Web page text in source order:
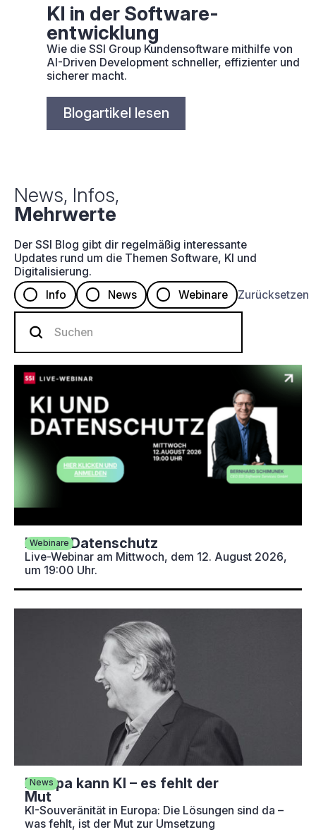
KI in der Software­­
entwicklung
Wie die SSI Group Kundensoftware mithilfe von
AI-Driven Development schneller, effizienter und
sicherer macht.
Blogartikel lesen
News, Infos,
Mehrwerte
Der SSI Blog gibt dir regelmäßig interessante
Updates rund um die Themen Software, KI und
Digitalisierung.
Info
News Webinare Zurücksetzen
KI und Datenschutz
Live-Webinar am Mittwoch, dem 12. August 2026,
um 19:00 Uhr.
Webinare
Europa kann KI – es fehlt der
Mut
KI-Souveränität in Europa: Die Lösungen sind da –
was fehlt, ist der Mut zur Umsetzung
News